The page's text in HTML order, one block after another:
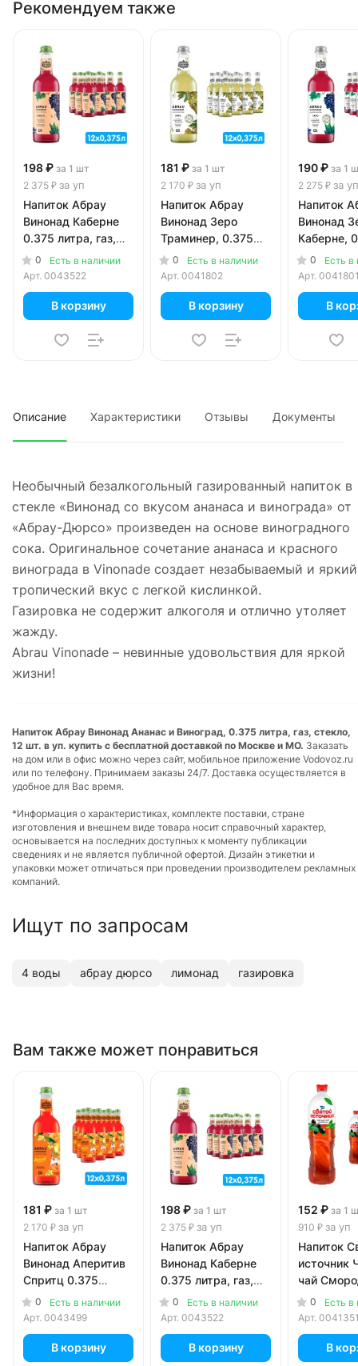
Рекомендуем также
198 ₽ за 1 шт
2 375 ₽ за уп
Напиток Абрау
Винонад Каберне
0.375 литра, газ,
стекло, 12 шт. в уп.
0
Есть в наличии
Арт. 0043522
В корзину
181 ₽ за 1 шт
2 170 ₽ за уп
Напиток Абрау
Винонад Зеро
Траминер, 0.375
литра, газ, стекло,
12 шт. в уп.
0
Есть в наличии
Арт. 0041802
В корзину
190 ₽ за 1
2 275 ₽ за уп
Напиток
Винонад
Каберне,
литра,
12 шт. в
0
Есть в
Арт.
В
Описание Характеристики Отзывы Документы
Необычный безалкогольный газированный напиток в
стекле «Винонад со вкусом ананаса и винограда» от
«Абрау-Дюрсо» произведен на основе виноградного
сока. Оригинальное сочетание ананаса и красного
винограда в Vinonade создает незабываемый и яркий
тропический вкус с легкой кислинкой.
Газировка не содержит алкоголя и отлично утоляет
жажду.
Abrau Vinonade – невинные удовольствия для яркой
жизни!
Напиток Абрау Винонад Ананас и Виноград, 0.375 литра, газ, стекло,
12 шт. в уп. купить с бесплатной доставкой по Москве и МО. Заказать
на дом или в офис можно через сайт, мобильное приложение Vodovoz.ru
или по телефону. Принимаем заказы 24/7. Доставка осуществляется в
удобное для Вас время.
*Информация о характеристиках, комплекте поставки, стране
изготовления и внешнем виде товара носит справочный характер,
основывается на последних доступных к моменту публикации
сведениях и не является публичной офертой. Дизайн этикетки и
упаковки может отличаться при проведении производителем рекламных
компаний.
Ищут по запросам
4 воды абрау дюрсо лимонад газировка
Вам также может понравиться
181 ₽ за 1 шт
2 170 ₽ за уп
Напиток Абрау
Винонад Аперитив
Спритц 0.375
литра, газ, стекло,
12 шт. в уп.
0
Есть в наличии
Арт. 0043499
В корзину
198 ₽ за 1 шт
2 375 ₽ за уп
Напиток Абрау
Винонад Каберне
0.375 литра, газ,
стекло, 12 шт. в уп.
0
Есть в наличии
Арт. 0043522
В корзину
152 ₽ за 1
910 ₽ за уп
Напиток
источник
чай
литр, пэт,
уп.
0
Есть в
Арт.
В